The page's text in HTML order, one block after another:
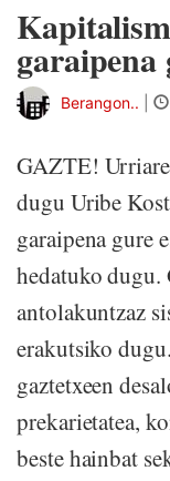
garaipena
Berangon..
GAZTE!
dugu Uribe
garaipena gure
hedatuko dugu.
antolakuntzaz
erakutsiko
gaztetxeen
prekarietatea,
beste hainbat